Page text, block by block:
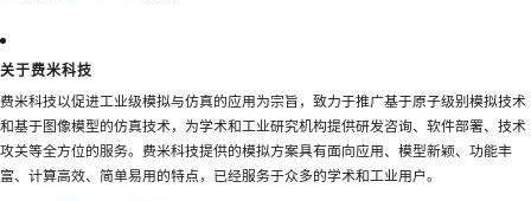
关于费米科技
费米科技以促进工业级模拟与仿真的应用为宗旨，致力于推广基于原子级别模拟技术
和基于图像模型的仿真技术，为学术和工业研究机构提供研发咨询、软件部署、技术
攻关等全方位的服务。费米科技提供的模拟方案具有面向应用、模型新颖、功能丰
富、计算高效、简单易用的特点，已经服务于众多的学术和工业用户。